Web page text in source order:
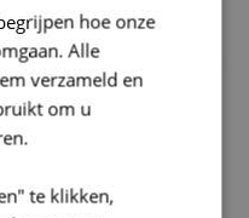
kans op gratis begeleiding
De voordelen voor jouw
hoe onze
Alle
verzameld en
om u
te klikken,